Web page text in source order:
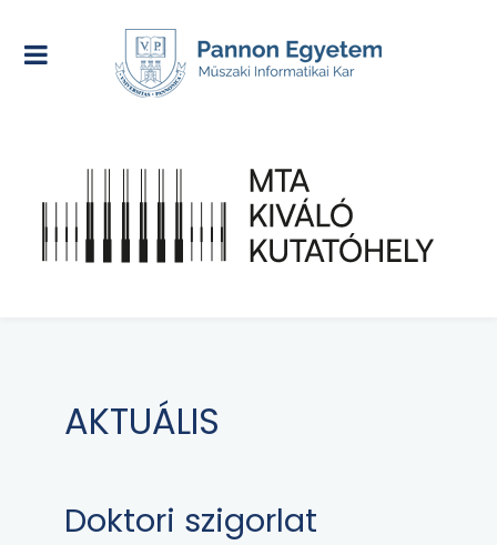
AKTUÁLIS
Doktori szigorlat